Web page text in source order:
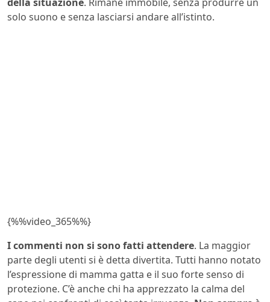
solo suono e senza lasciarsi andare all’istinto.
{%%video_365%%}
I commenti non si sono fatti attendere. La maggior
parte degli utenti si è detta divertita. Tutti hanno notato
l’espressione di mamma gatta e il suo forte senso di
protezione. C’è anche chi ha apprezzato la calma del